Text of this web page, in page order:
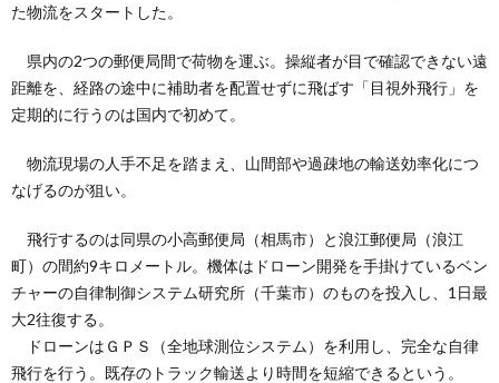
た物流をスタートした。
県内の2つの郵便局間で荷物を運ぶ。操縦者が目で確認できない遠
距離を、経路の途中に補助者を配置せずに飛ばす「目視外飛行」を
定期的に行うのは国内で初めて。
物流現場の人手不足を踏まえ、山間部や過疎地の輸送効率化につ
なげるのが狙い。
飛行するのは同県の小高郵便局（相馬市）と浪江郵便局（浪江
町）の間約9キロメートル。機体はドローン開発を手掛けているベン
チャーの自律制御システム研究所（千葉市）のものを投入し、1日最
大2往復する。
ドローンはＧＰＳ（全地球測位システム）を利用し、完全な自律
飛行を行う。既存のトラック輸送より時間を短縮できるという。